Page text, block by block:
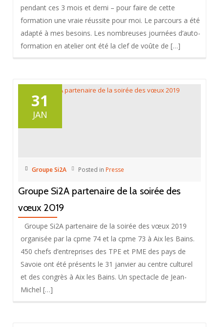
pendant ces 3 mois et demi – pour faire de cette
formation une vraie réussite pour moi. Le parcours a été
adapté à mes besoins. Les nombreuses journées d’auto-
formation en atelier ont été la clef de voûte de […]
31
JAN
Groupe Si2A Posted in Presse
Groupe Si2A partenaire de la soirée des
vœux 2019
Groupe Si2A partenaire de la soirée des vœux 2019
organisée par la cpme 74 et la cpme 73 à Aix les Bains.
450 chefs d’entreprises des TPE et PME des pays de
Savoie ont été présents le 31 janvier au centre culturel
et des congrès à Aix les Bains. Un spectacle de Jean-
Michel […]